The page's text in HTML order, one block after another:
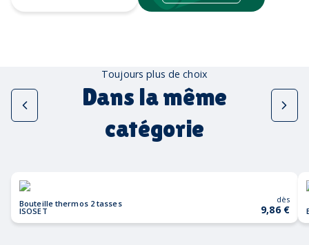
Toujours plus de choix
Dans la même
catégorie
Bouteille thermos 2 tasses
ISOSET
dès
9,86 €